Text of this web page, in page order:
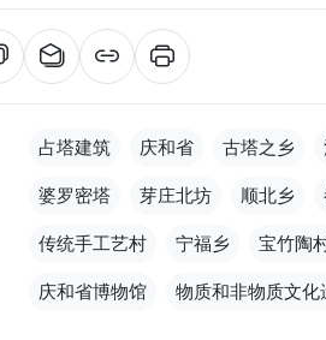
占塔建筑 庆和省 古塔之乡
婆罗密塔 芽庄北坊 顺北乡
传统手工艺村 宁福乡 宝竹陶
庆和省博物馆 物质和非物质文化